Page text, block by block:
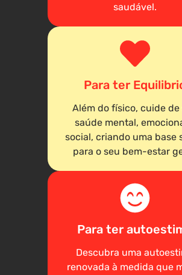
saudável.
Para ter
Além do físico, cuide de
saúde mental,
social, criando uma base
para o seu bem-estar
Para ter
Descubra uma
renovada à medida que